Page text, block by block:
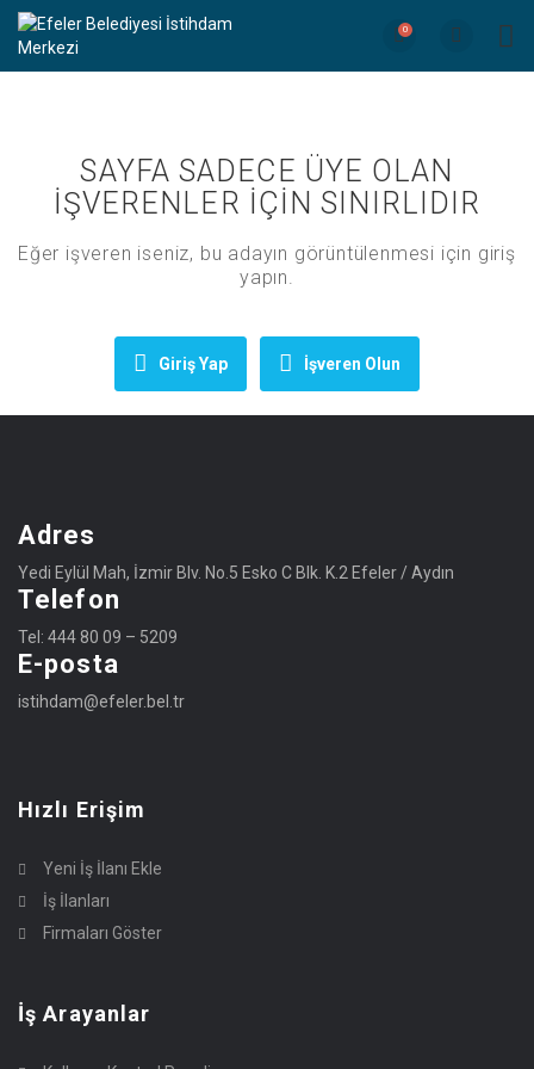
0
SAYFA SADECE ÜYE OLAN
İŞVERENLER İÇİN SINIRLIDIR
Eğer işveren iseniz, bu adayın görüntülenmesi için giriş
yapın.
Giriş Yap İşveren Olun
Adres
Yedi Eylül Mah, İzmir Blv. No.5 Esko C Blk. K.2 Efeler / Aydın
Telefon
Tel: 444 80 09 – 5209
E-posta
istihdam@efeler.bel.tr
Hızlı Erişim
Yeni İş İlanı Ekle
İş İlanları
Firmaları Göster
İş Arayanlar